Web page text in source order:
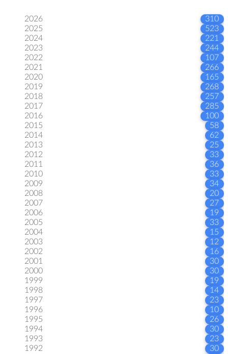
2026
310
2025
523
2024
221
2023
244
2022
107
2021
266
2020
165
2019
268
2018
257
2017
285
2016
100
2015
58
2014
62
2013
25
2012
33
2011
36
2010
33
2009
34
2008
20
2007
27
2006
19
2005
33
2004
15
2003
12
2002
16
2001
30
2000
30
1999
19
1998
14
1997
23
1996
10
1995
26
1994
30
1993
23
1992
30